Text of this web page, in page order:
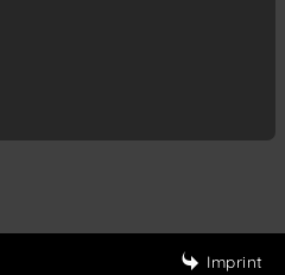
Imprint